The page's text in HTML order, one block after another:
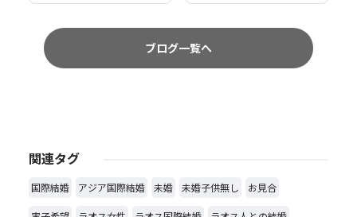
ブログ一覧へ
関連タグ
国際結婚 アジア国際結婚 未婚 未婚子供無し お見合